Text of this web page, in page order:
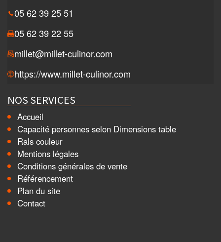
05 62 39 25 51
05 62 39 22 55
millet@millet-culinor.com
https://www.millet-culinor.com
NOS SERVICES
Accueil
Capacité personnes selon Dimensions table
Rals couleur
Mentions légales
Conditions générales de vente
Référencement
Plan du site
Contact